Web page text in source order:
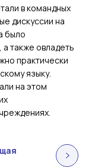
в командных
дискуссии на
было
также овладеть
практически
языку.
на этом